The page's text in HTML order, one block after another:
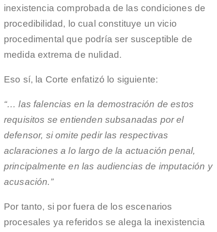
inexistencia comprobada de las condiciones de
procedibilidad, lo cual constituye un vicio
procedimental que podría ser susceptible de
medida extrema de nulidad.
Eso sí, la Corte enfatizó lo siguiente:
“… las falencias en la demostración de estos
requisitos se entienden subsanadas por el
defensor, si omite pedir las respectivas
aclaraciones a lo largo de la actuación penal,
principalmente en las audiencias de imputación y
acusación.”
Por tanto, si por fuera de los escenarios
procesales ya referidos se alega la inexistencia